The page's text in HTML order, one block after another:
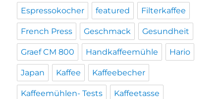
Espressokocher featured Filterkaffee
French Press Geschmack Gesundheit
Graef CM 800 Handkaffeemühle Hario
Japan Kaffee Kaffeebecher
Kaffeemühlen- Tests Kaffeetasse